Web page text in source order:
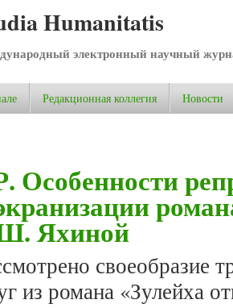
Humanitatis
электронный научный
Редакционная коллегия Новости
Яхиной
своеобразие
из романа «Зулейха